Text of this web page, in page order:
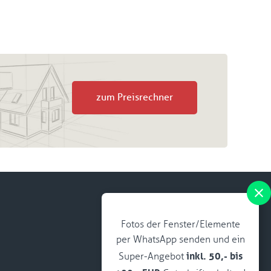
Fotos der Fenster/Elemente
per WhatsApp senden und ein
Super-Angebot inkl. 50,- bis
zum Preisrechner